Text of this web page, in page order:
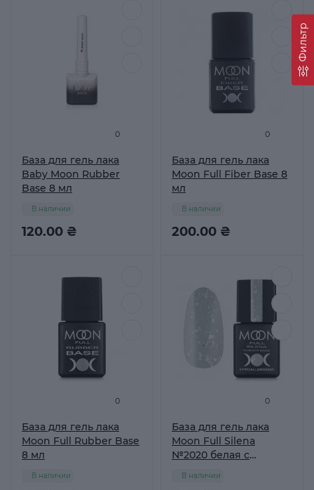
Фильтр
0
База для гель лака
Baby Moon Rubber
Base 8 мл
120.00 ₴
В наличии
0
База для гель лака
Moon Full Fiber Base 8
мл
200.00 ₴
В наличии
0
База для гель лака
Moon Full Rubber Base
8 мл
В наличии
0
База для гель лака
Moon Full Silena
№2020 белая с
В наличии